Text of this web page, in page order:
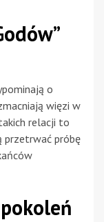
o
więzi w
relacji to
przetrwać próbę